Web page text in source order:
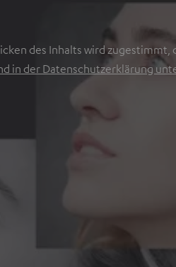
des Inhalts wird zugestimmt,
in der Datenschutzerklärung